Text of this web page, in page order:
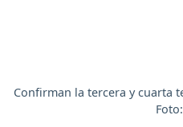
Confirman la tercera y cuarta